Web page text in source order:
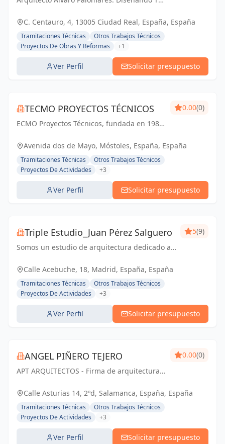
C. Centauro, 4, 13005 Ciudad Real, España, España
Tramitaciones Técnicas
Otros Trabajos Técnicos
Proyectos De Obras Y Reformas
+1
Ver Perfil Solicitar presupuesto
TECMO PROYECTOS TÉCNICOS
ECMO Proyectos Técnicos, fundada en 1989,
experiencia en la elaboración y tramitación
de proyectos de ingeniería, tanto
industriales,...
0.00(0)
Avenida dos de Mayo, Móstoles, España, España
Tramitaciones Técnicas
Otros Trabajos Técnicos
Proyectos De Actividades
+3
Ver Perfil Solicitar presupuesto
Triple Estudio_Juan Pérez Salguero
Somos un estudio de arquitectura dedicado a
equipo propia para reformas integrales
5(9)
Calle Acebuche, 18, Madrid, España, España
Tramitaciones Técnicas
Otros Trabajos Técnicos
Proyectos De Actividades
+3
Ver Perfil Solicitar presupuesto
ANGEL PIÑERO TEJERO
APT ARQUITECTOS - Firma de arquitectura
0.00(0)
Calle Asturias 14, 2ºd, Salamanca, España, España
Tramitaciones Técnicas
Otros Trabajos Técnicos
Proyectos De Actividades
+3
Ver Perfil Solicitar presupuesto